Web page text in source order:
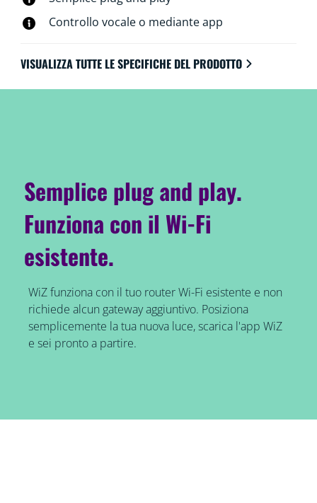
Controllo vocale o mediante app
VISUALIZZA TUTTE LE SPECIFICHE DEL PRODOTTO
Semplice plug and play.
Funziona con il Wi-Fi
esistente.
WiZ funziona con il tuo router Wi-Fi esistente e non
richiede alcun gateway aggiuntivo. Posiziona
semplicemente la tua nuova luce, scarica l'app WiZ
e sei pronto a partire.